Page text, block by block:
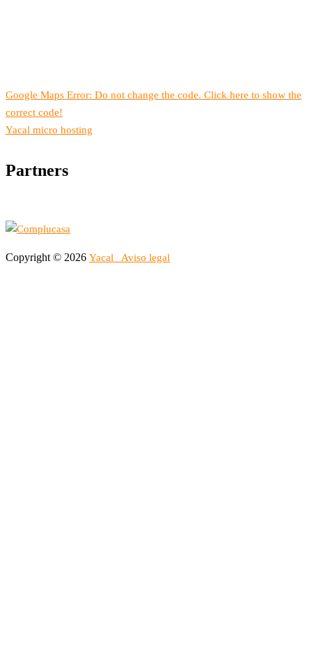
Google Maps Error: Do not change the code. Click here to show the
correct code!
Yacal micro hosting
Partners
Copyright © 2026 Yacal Aviso legal